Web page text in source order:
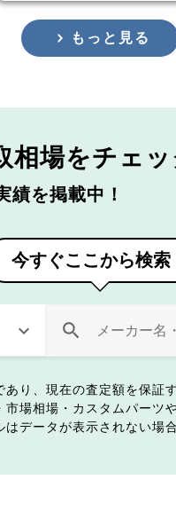
もっと見る
相場をチェ
績を掲載中！
今すぐここから検索
り、現在の査定額を保証
場相場・カスタムパーツ
データが表示されない場